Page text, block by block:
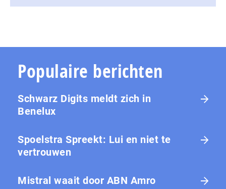
Populaire berichten
Schwarz Digits meldt zich in
Benelux
Spoelstra Spreekt: Lui en niet te
vertrouwen
Mistral waait door ABN Amro